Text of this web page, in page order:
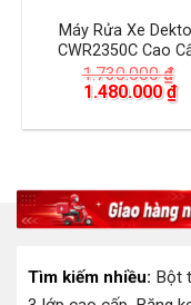
Máy Rửa Xe
CWR2350C Cao
1.730.000₫
Giá
là:
1.480.000₫Giá
Tìm kiếm nhiều: Bột